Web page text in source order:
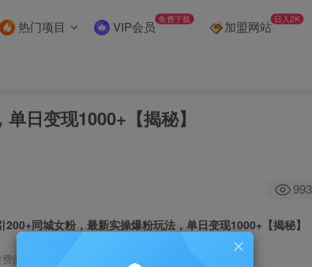
热门项目 VIP会员 免费下载 加盟网站 日入2K
日变现1000+【揭秘】
993
200+同城女粉，最新实操爆粉玩法，单日变现1000+【揭秘】
阅读，请付费后查看